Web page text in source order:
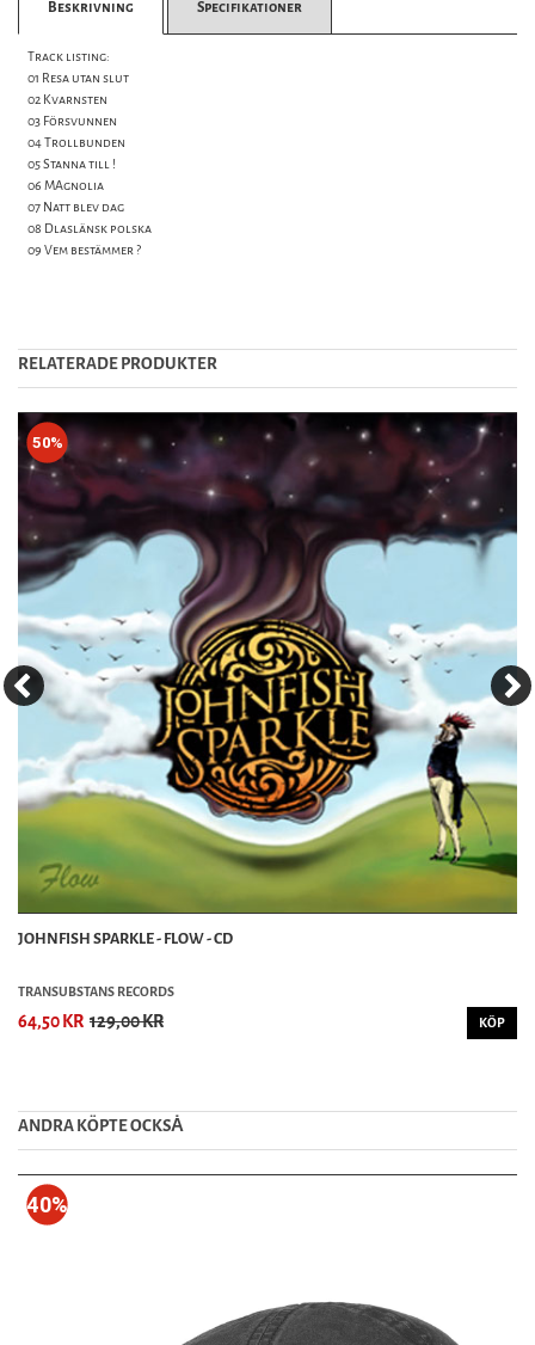
Beskrivning Specifikationer
Track listing:
01 Resa utan slut
02 Kvarnsten
03 Försvunnen
04 Trollbunden
05 Stanna till !
06 MAgnolia
07 Natt blev dag
08 Dlaslänsk polska
09 Vem bestämmer ?
RELATERADE PRODUKTER
50%
JOHNFISH SPARKLE - FLOW - CD
TRANSUBSTANS RECORDS
64,50 KR 129,00 KR KÖP
ANDRA KÖPTE OCKSȦ
40%